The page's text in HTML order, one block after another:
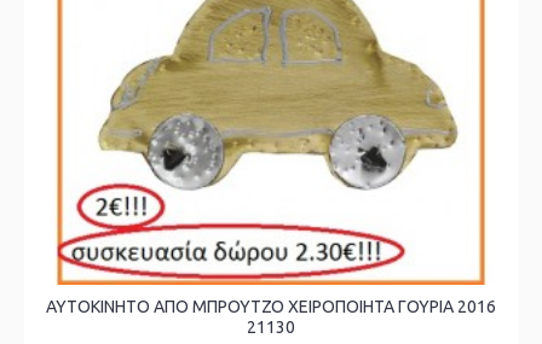
ΑΥΤΟΚΙΝΗΤΟ ΑΠΟ ΜΠΡΟΥΤΖΟ ΧΕΙΡΟΠΟΙΗΤΑ ΓΟΥΡΙΑ 2016
21130